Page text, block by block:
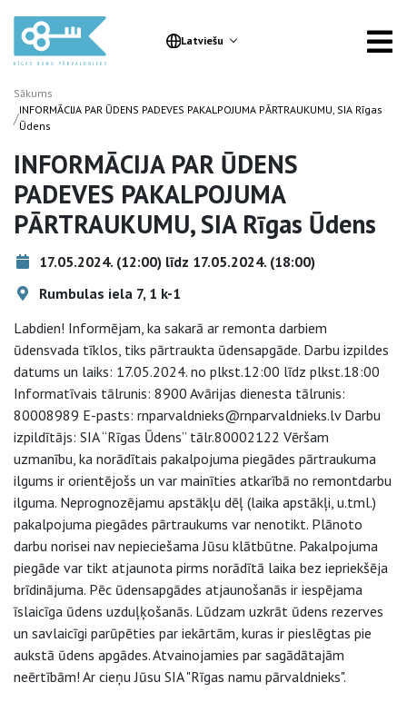
Latviešu
Sākums
/INFORMĀCIJA PAR ŪDENS PADEVES PAKALPOJUMA PĀRTRAUKUMU, SIA Rīgas
Ūdens
INFORMĀCIJA PAR ŪDENS
PADEVES PAKALPOJUMA
PĀRTRAUKUMU, SIA Rīgas Ūdens
17.05.2024. (12:00) līdz 17.05.2024. (18:00)
Rumbulas iela 7, 1 k-1
Labdien! Informējam, ka sakarā ar remonta darbiem
ūdensvada tīklos, tiks pārtraukta ūdensapgāde. Darbu izpildes
datums un laiks: 17.05.2024. no plkst.12:00 līdz plkst.18:00
Informatīvais tālrunis: 8900 Avārijas dienesta tālrunis:
80008989 E-pasts: rnparvaldnieks@rnparvaldnieks.lv Darbu
izpildītājs: SIA “Rīgas Ūdens” tālr.80002122 Vēršam
uzmanību, ka norādītais pakalpojuma piegādes pārtraukuma
ilgums ir orientējošs un var mainīties atkarībā no remontdarbu
ilguma. Neprognozējamu apstākļu dēļ (laika apstākļi, u.tml.)
pakalpojuma piegādes pārtraukums var nenotikt. Plānoto
darbu norisei nav nepieciešama Jūsu klātbūtne. Pakalpojuma
piegāde var tikt atjaunota pirms norādītā laika bez iepriekšēja
brīdinājuma. Pēc ūdensapgādes atjaunošanās ir iespējama
īslaicīga ūdens uzduļķošanās. Lūdzam uzkrāt ūdens rezerves
un savlaicīgi parūpēties par iekārtām, kuras ir pieslēgtas pie
aukstā ūdens apgādes. Atvainojamies par sagādātajām
neērtībām! Ar cieņu Jūsu SIA "Rīgas namu pārvaldnieks".